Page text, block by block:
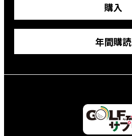
購入
年間購読